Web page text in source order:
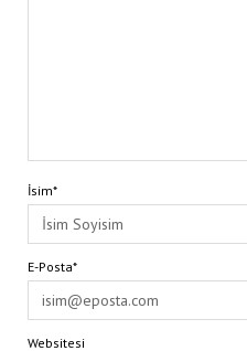
İsim*
E-Posta*
Websitesi